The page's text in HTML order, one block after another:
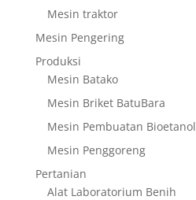
Mesin traktor
Mesin Pengering
Produksi
Mesin Batako
Mesin Briket BatuBara
Mesin Pembuatan Bioetanol
Mesin Penggoreng
Pertanian
Alat Laboratorium Benih